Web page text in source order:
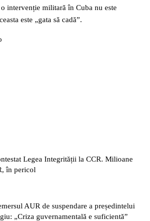
intervenție militară în Cuba nu este
este „gata să cadă”.
Legea Integrității la CCR. Milioane
în pericol
AUR de suspendare a președintelui
„Criza guvernamentală e suficientă”